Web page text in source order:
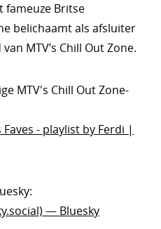
fameuze Britse
belichaamt als afsluiter
MTV’s Chill Out Zone.
MTV's Chill Out Zone-
- playlist by Ferdi |
— Bluesky